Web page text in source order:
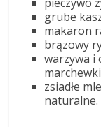
grube
makaron
brązowy
warzywa i
zsiadłe
naturalne.